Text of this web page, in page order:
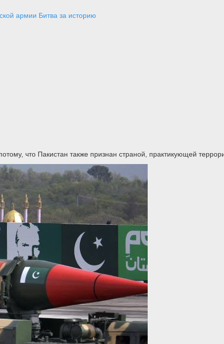
армии Битва за историю
что Пакистан также признан страной, практикующей